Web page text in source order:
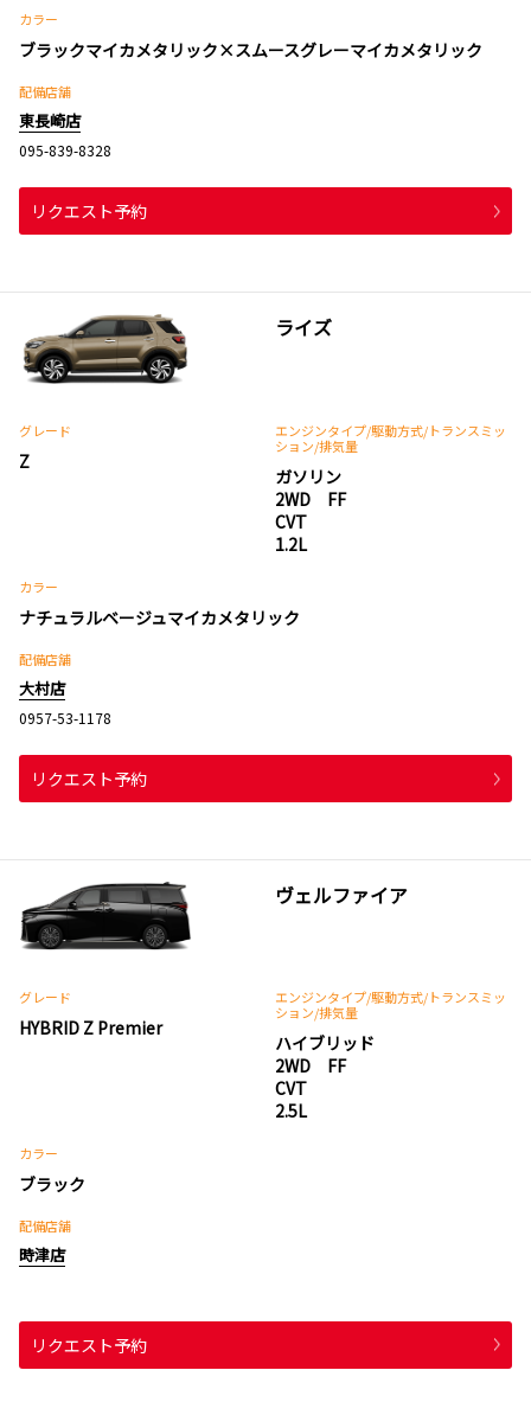
カラー
ブラックマイカメタリック×スムースグレーマイカメタリック
配備店舗
東長崎店
095-839-8328
リクエスト予約
ライズ
グレード
Z
エンジンタイプ/駆動方式/トランスミッ
ション/排気量
ガソリン
2WD FF
CVT
1.2L
カラー
ナチュラルベージュマイカメタリック
配備店舗
大村店
0957-53-1178
リクエスト予約
ヴェルファイア
グレード
HYBRID Z Premier
エンジンタイプ/駆動方式/トランスミッ
ション/排気量
ハイブリッド
2WD FF
CVT
2.5L
カラー
ブラック
配備店舗
時津店
リクエスト予約